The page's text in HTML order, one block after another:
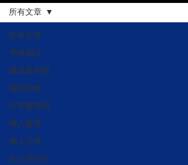
所有文章
求職面試
職場案例學
職場攻略
行李愛飛翔
職人書選
懶人沙發
左心房空位
所有文章